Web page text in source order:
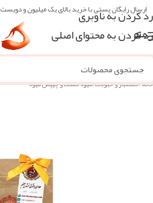
رد کردن به ناوبری
رد کردن به محتوای اصلی
ارسال رایگان پستی با خرید بالای یک میلیون و دویست
منو
خانه/خشکبار و حبوبات/میوه خشک و چیپس میوه